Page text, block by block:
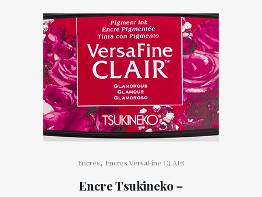
Encres, Encres VersaFine CLAIR
Encre Tsukineko –